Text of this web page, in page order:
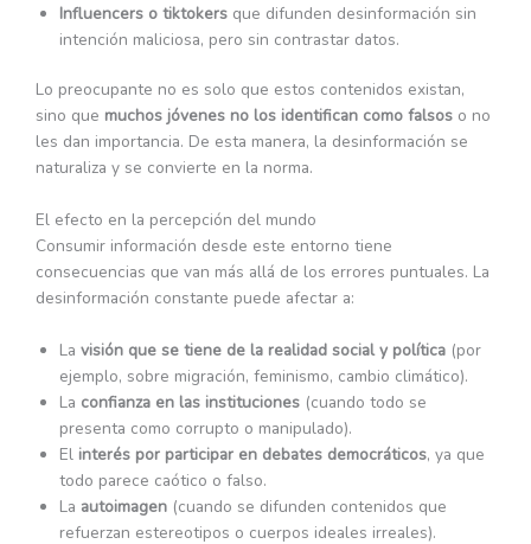
Influencers o tiktokers que difunden desinformación sin
intención maliciosa, pero sin contrastar datos.
Lo preocupante no es solo que estos contenidos existan,
sino que muchos jóvenes no los identifican como falsos o no
les dan importancia. De esta manera, la desinformación se
naturaliza y se convierte en la norma.
El efecto en la percepción del mundo
Consumir información desde este entorno tiene
consecuencias que van más allá de los errores puntuales. La
desinformación constante puede afectar a:
La visión que se tiene de la realidad social y política (por
ejemplo, sobre migración, feminismo, cambio climático).
La confianza en las instituciones (cuando todo se
presenta como corrupto o manipulado).
El interés por participar en debates democráticos, ya que
todo parece caótico o falso.
La autoimagen (cuando se difunden contenidos que
refuerzan estereotipos o cuerpos ideales irreales).